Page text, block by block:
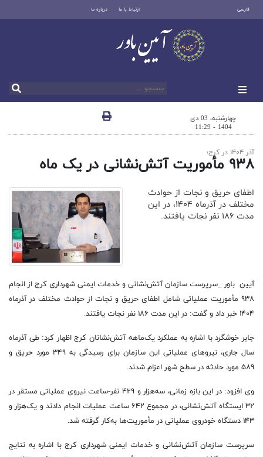
فارسی ارتباط با ما درباره ما
چهارشنبه، 03 دی
1404 - 11:29
آذر ۱۴۰۴ در کرج؛
۹۳۸ مأموریت آتش‌نشانی در یک ماه
اطفای حریق و نجات از حوادث
مختلف در آذرماه ۱۴۰۴، در این
مدت ۱۸۶ نفر نجات یافتند.
آیین باور _سرپرست سازمان آتش‌نشانی و خدمات ایمنی شهرداری کرج از انجام
۹۳۸ مأموریت عملیاتی شامل اطفای حریق و نجات از حوادث مختلف در آذرماه
۱۴۰۴ خبر داد و گفت: در این مدت ۱۸۶ نفر نجات یافتند.
جابر خوشگرد با اشاره به عملکرد یک‌ماهه آتش‌نشانان کرج اظهار کرد: طی آذرماه
سال جاری، نیروهای عملیاتی این سازمان برای رسیدگی به ۳۴۹ مورد حریق و
۵۸۹ مورد حادثه در سطح شهر اعزام شدند.
وی افزود: در این بازه زمانی، سه‌هزار و ۴۲۹ نفر-ساعت نیروی عملیاتی مستقر در
۳۲ ایستگاه آتش‌نشانی، در مجموع ۶۴۲ ساعت عملیات انجام دادند و یک‌هزار و
۱۴۳ دستگاه خودروی عملیاتی در مأموریت‌ها به‌کار گرفته شد.
سرپرست سازمان آتش‌نشانی و خدمات ایمنی شهرداری کرج با اشاره به نتایج